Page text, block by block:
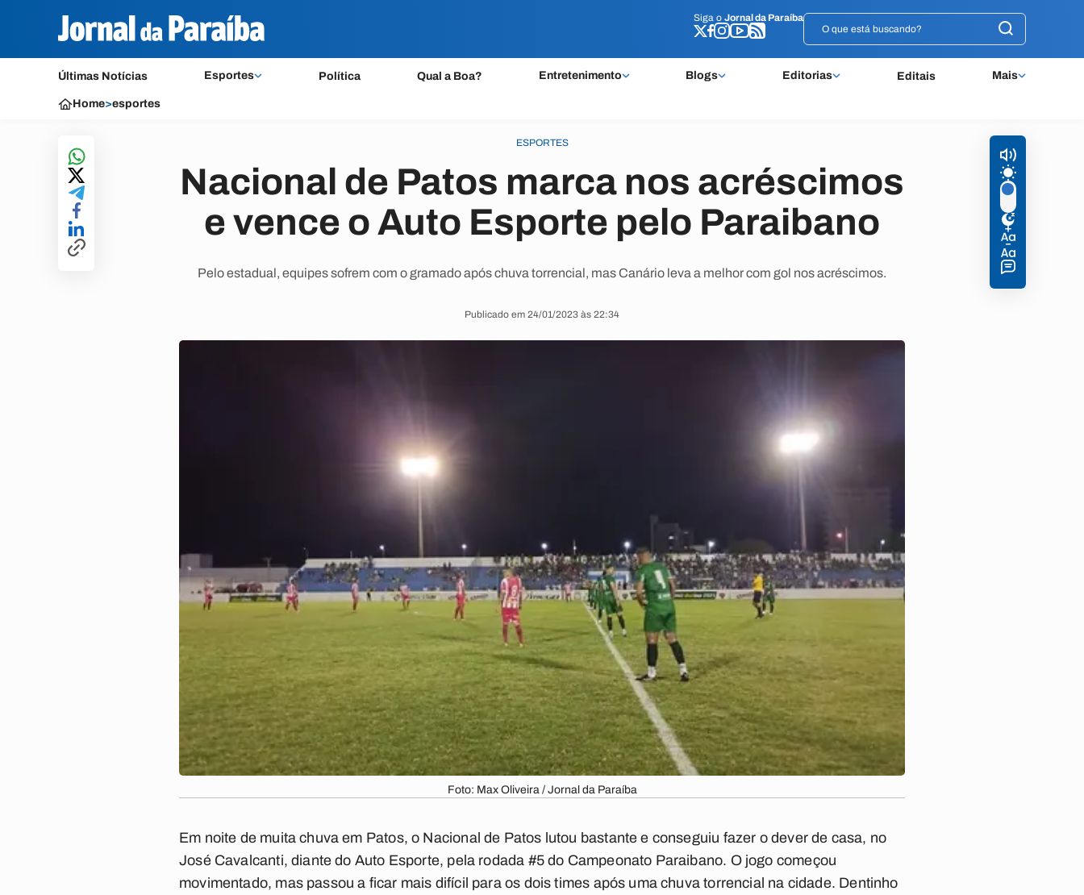
Siga o Jornal da Paraíba
Últimas Notícias Esportes Política Qual a Boa? Entretenimento Blogs Editorias Editais Mais
Siga o Jornal da Paraíba
Home>esportes
ESPORTES
Nacional de Patos marca nos acréscimos
e vence o Auto Esporte pelo Paraibano
Pelo estadual, equipes sofrem com o gramado após chuva torrencial, mas Canário leva a melhor com gol nos acréscimos.
Publicado em 24/01/2023 às 22:34
Foto: Max Oliveira / Jornal da Paraíba
Em noite de muita chuva em Patos, o Nacional de Patos lutou bastante e conseguiu fazer o dever de casa, no
José Cavalcanti, diante do Auto Esporte, pela rodada #5 do Campeonato Paraibano. O jogo começou
movimentado, mas passou a ficar mais difícil para os dois times após uma chuva torrencial na cidade. Dentinho